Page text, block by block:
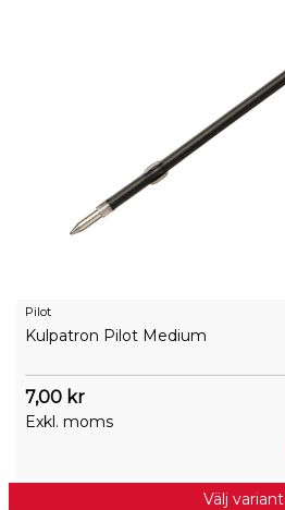
Pilot
Kulpatron Pilot Medium
7,00 kr
Exkl. moms
Välj variant